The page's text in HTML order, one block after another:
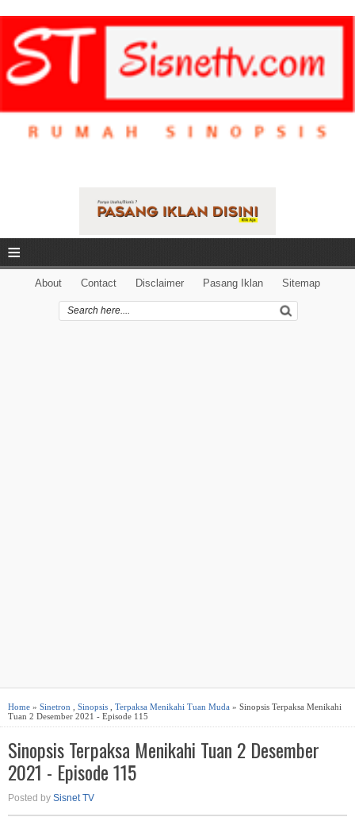
≡
About Contact Disclaimer Pasang Iklan Sitemap
Home » Sinetron Sinopsis Terpaksa Menikahi Tuan Muda » Sinopsis Terpaksa Menikahi
Tuan 2 Desember 2021 - Episode 115
Sinopsis Terpaksa Menikahi Tuan 2 Desember
2021 - Episode 115
Posted by Sisnet TV